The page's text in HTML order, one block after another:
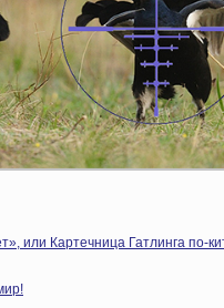
или Картечница Гатлинга по-